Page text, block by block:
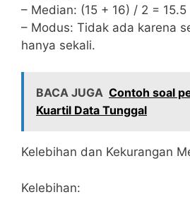
– Median: (15 + 16) / 2 = 15.5
– Modus: Tidak ada karena
hanya sekali.
BACA JUGA Contoh soal
Kuartil Data Tunggal
Kelebihan dan Kekurangan
Kelebihan: